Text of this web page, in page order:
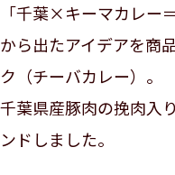
「千葉×キーマカレー
から出たアイデアを商
ク（チーバカレー）。
千葉県産豚肉の挽肉入
ンドしました。